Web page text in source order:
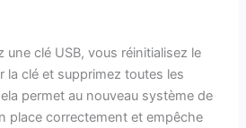
clé USB, vous réinitialisez le
la clé et supprimez toutes les
permet au nouveau système de
place correctement et empêche